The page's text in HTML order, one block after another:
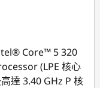
Core™ 5 320
(LPE 核心
達 3.40 GHz P 核